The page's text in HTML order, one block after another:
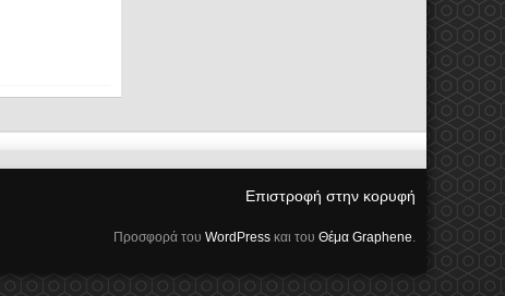
Επιστροφή στην κορυφή
Προσφορά του WordPress και του Θέμα Graphene.